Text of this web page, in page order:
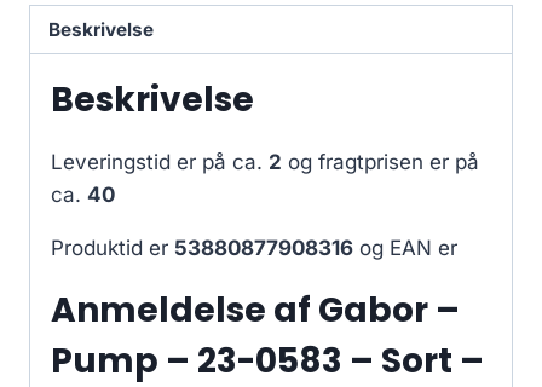
Beskrivelse
Beskrivelse
Leveringstid er på ca. 2 og fragtprisen er på
ca. 40
Produktid er 53880877908316 og EAN er
Anmeldelse af Gabor –
Pump – 23-0583 – Sort –